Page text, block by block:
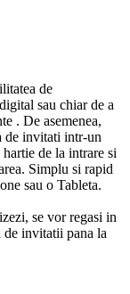
de
sau chiar de a
. De asemenea,
de invitati intr-un
de la intrare si
Simplu si rapid
sau o Tableta.
se vor regasi in
de invitatii pana la